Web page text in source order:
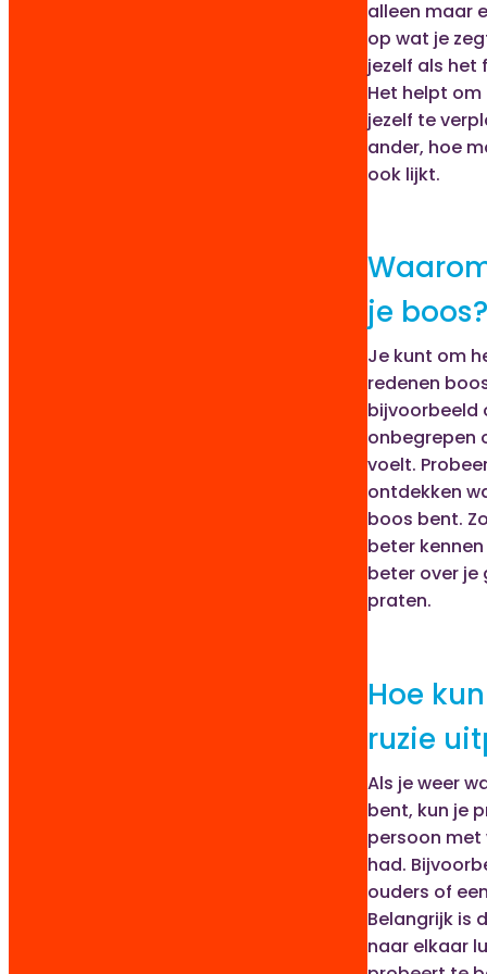
alleen maar
op wat je
jezelf als het
Het helpt
jezelf te
ander, hoe
ook lijkt.
je boos?
Je kunt om
redenen
bijvoorbeeld
onbegrepen
voelt.
ontdekken
boos bent.
beter
beter over je
praten.
Hoe
ruzie
Als je weer
bent, kun je
persoon met
had.
ouders of
Belangrijk is
naar elkaar